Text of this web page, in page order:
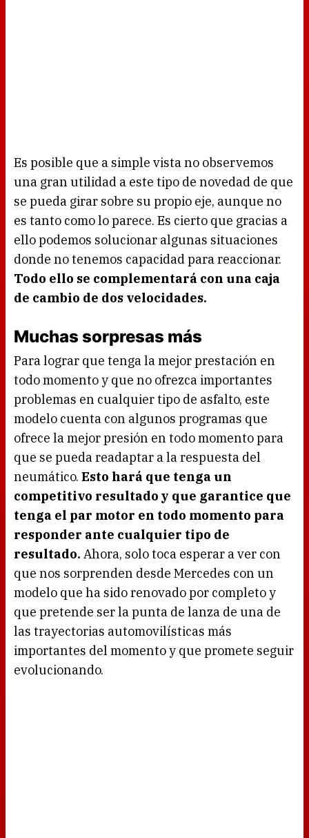
Es posible que a simple vista no observemos
una gran utilidad a este tipo de novedad de que
se pueda girar sobre su propio eje, aunque no
es tanto como lo parece. Es cierto que gracias a
ello podemos solucionar algunas situaciones
donde no tenemos capacidad para reaccionar.
Todo ello se complementará con una caja
de cambio de dos velocidades.
Muchas sorpresas más
Para lograr que tenga la mejor prestación en
todo momento y que no ofrezca importantes
problemas en cualquier tipo de asfalto, este
modelo cuenta con algunos programas que
ofrece la mejor presión en todo momento para
que se pueda readaptar a la respuesta del
neumático. Esto hará que tenga un
competitivo resultado y que garantice que
tenga el par motor en todo momento para
responder ante cualquier tipo de
resultado. Ahora, solo toca esperar a ver con
que nos sorprenden desde Mercedes con un
modelo que ha sido renovado por completo y
que pretende ser la punta de lanza de una de
las trayectorias automovilísticas más
importantes del momento y que promete seguir
evolucionando.